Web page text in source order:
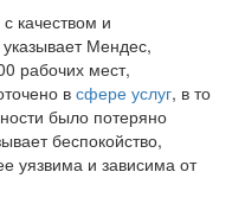
качеством и
Мендес,
рабочих мест,
в сфере услуг, в то
было потеряно
беспокойство,
уязвима и зависима от